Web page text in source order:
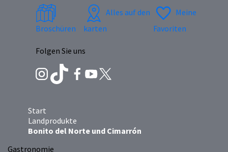
Broschüren
Alles auf den
karten
Meine
Favoriten
Folgen Sie uns
Start
Landprodukte
Bonito del Norte und Cimarrón
Gastronomie